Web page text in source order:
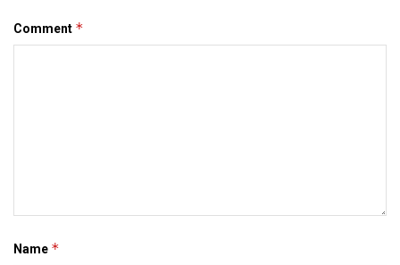
Comment *
Name *